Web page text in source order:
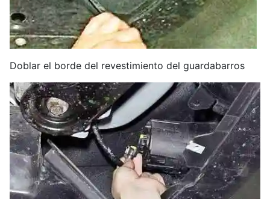
Doblar el borde del revestimiento del guardabarros